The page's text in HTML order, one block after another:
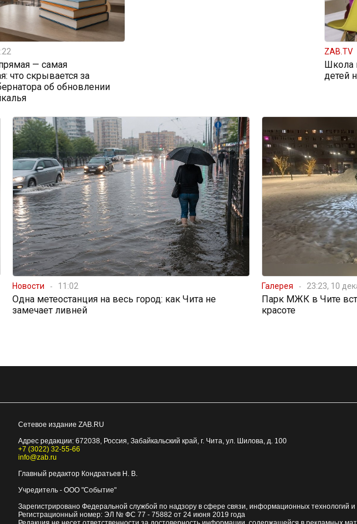
— самая
что скрывается за
об обновлении
ZAB.TV
Школа
детей
Новости 11:02
Одна метеостанция на весь город: как Чита не
замечает ливней
Галерея 23:23, 10
Парк МЖК в Чите
красоте
Сетевое издание ZAB.RU
Адрес редакции: 672038, Россия, Забайкальский край, г. Чита, ул. Шилова, д. 100
+7 (3022) 32-55-66
info@zab.ru
Главный редактор Кондратьев Н. В.
Учредитель - ООО "Событие"
Зарегистрировано Федеральной службой по надзору в сфере связи, информационных технологий
Регистрационный номер: ЭЛ № ФС 77 - 75882 от 24 июня 2019 года